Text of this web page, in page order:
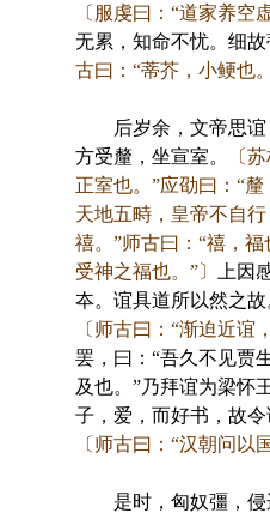
〔服虔曰：“道家养空
无累，知命不忧。细故
古曰：“蒂芥，小鲠也
后岁余，文帝思谊
方受釐，坐宣室。
〔
正室也。”应劭曰：“
天地五畤，皇帝不自
禧。”师古曰：“禧，
受神之福也。”〕
上因
夲。谊具道所以然之故
〔师古曰：“渐迫近谊
罢，曰：“吾久不见贾
及也。”乃拜谊为梁怀
子，爱，而好书，故令
〔师古曰：“汉朝问以
是时，匈奴彊，侵